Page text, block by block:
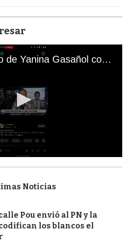
El mal momento de Yanina Gasañol con un hincha argentino en "Subrayado"
Noticias
Pou envió al PN y la
los blancos el